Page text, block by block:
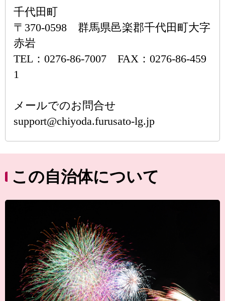
千代田町
〒370-0598 群馬県邑楽郡千代田町大字
赤岩
TEL：0276-86-7007 FAX：0276-86-459
1
メールでのお問合せ
support@chiyoda.furusato-lg.jp
この自治体について